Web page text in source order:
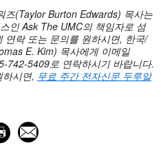
즈(Taylor Burton Edwards) 목사는
인 Ask The UMC의 책임자로 섬
연락 또는 문의를 원하시면, 한국/
E. Kim) 목사에게 이메일
742-5409로 연락하시기 바랍니다.
시면, 무료 주간 전자신문 두루알